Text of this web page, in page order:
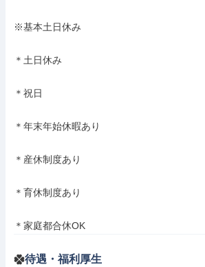
※基本土日休み
＊土日休み
＊祝日
＊年末年始休暇あり
＊産休制度あり
＊育休制度あり
＊家庭都合休OK
待遇・福利厚生